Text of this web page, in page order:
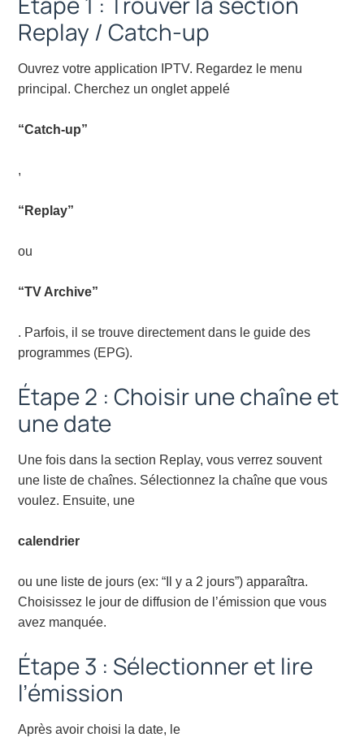
Replay / Catch-up
Ouvrez votre application IPTV. Regardez le menu
principal. Cherchez un onglet appelé
“Catch-up”
,
“Replay”
ou
“TV Archive”
. Parfois, il se trouve directement dans le guide des
programmes (EPG).
Étape 2 : Choisir une chaîne et
une date
Une fois dans la section Replay, vous verrez souvent
une liste de chaînes. Sélectionnez la chaîne que vous
voulez. Ensuite, une
calendrier
ou une liste de jours (ex: “Il y a 2 jours”) apparaîtra.
Choisissez le jour de diffusion de l’émission que vous
avez manquée.
Étape 3 : Sélectionner et lire
l’émission
Après avoir choisi la date, le